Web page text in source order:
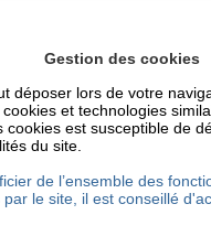
Gestion des cookies
déposer lors de votre
et technologies
cookies est susceptible de
du site.
de l’ensemble des
par le site, il est conseillé